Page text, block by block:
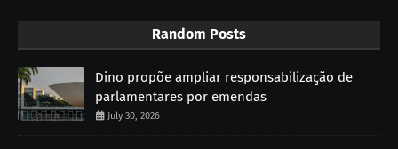
Random Posts
Dino propõe ampliar responsabilização de
parlamentares por emendas
July 30, 2026